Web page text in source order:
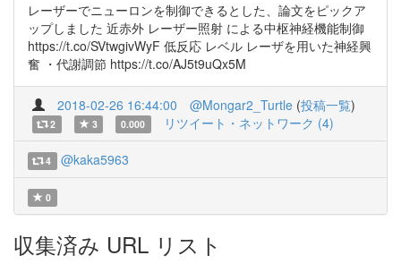
レーザーでニューロンを制御できるとした、論文をピックア
ップしました 近赤外 レーザー照射 による中枢神経機能制御
https://t.co/SVtwgivWyF 低反応 レベル レーザを用いた神経興
奮 ・代謝調節 https://t.co/AJ5t9uQx5M
2018-02-26 16:44:00 @Mongar2_Turtle (投稿一覧)
2 3 0.000 リツイート・ネットワーク (4)
4 @kaka5963
0
収集済み URL リスト